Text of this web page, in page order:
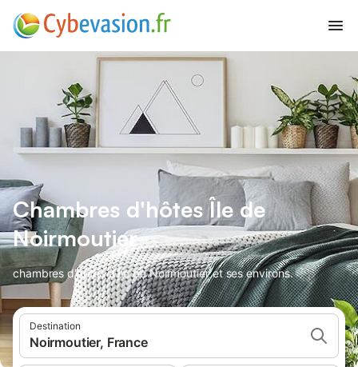
Chambres d'hôtes Île de
Noirmoutier
chambres d'hôtes à Île de Noirmoutier et ses environs.
Destination
Noirmoutier, France